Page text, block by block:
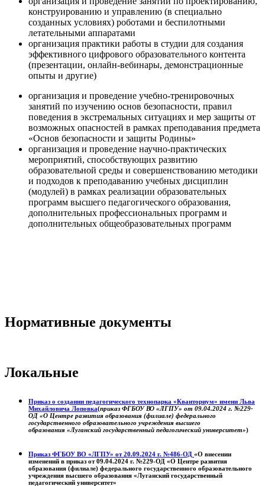
конструированию и управлению (в специально
созданных условиях) роботами и беспилотными
летательными аппаратами
организация практики работы в студии для создания
эффективного цифрового образовательного контента
(презентации, онлайн-вебинары, демонстрационные
опыты и другие)
организация и проведение учебно-тренировочных
занятий по изучению основ безопасности, правил
поведения в экстремальных ситуациях и мер защиты от
возможных опасностей в рамках преподавания предмета
«Основ безопасности и защиты Родины»
организация и проведение научно-практических
мероприятий, способствующих развитию
образовательной среды и совершенствованию методики
и подходов к преподаванию учебных дисциплин
(модулей) в рамках реализации образовательных
программ высшего педагогического образования,
дополнительных профессиональных программ и
дополнительных общеобразовательных программ
Нормативные документы
Локальные
Приказ о создании педагогического технопарка «Кванториум» имени Льва
Михайловича Лоповка(приказ ФГБОУ ВО «ЛГПУ» от 09.04.2024 г. №229-
ОД «О Центре развития образования (филиале) федерального
государственного образовательного учреждения высшего
образования «Луганский государственный педагогический университет»)
Приказ ФГБОУ ВО «ЛГПУ» от 20.09.2024 г. №486-ОД «О внесении
изменений в приказ от 09.04.2024 г. №229-ОД «О Центре развития
образования (филиале) федерального государственного образовательного
учреждения высшего образования «Луганский государственный
педагогический университет»